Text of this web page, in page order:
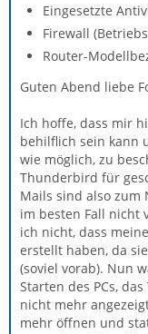
Eingesetzte
Firewall
Router-
Guten Abend liebe
Ich hoffe, dass mir
behilflich sein kann
wie möglich, zu
Thunderbird für
Mails sind also zum
im besten Fall nicht
ich nicht, dass
erstellt haben, da
(soviel vorab). Nun
Starten des PCs,
nicht mehr
mehr öffnen und